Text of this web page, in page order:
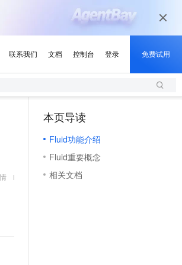
本页导读
Fluid功能介绍
Fluid重要概念
相关文档